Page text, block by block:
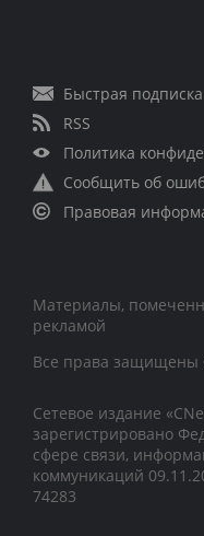
Быстрая
RSS
Политика
Сообщить об
Правовая
Материалы,
рекламой
Все права защищены
Сетевое издание
зарегистрировано
сфере связи,
коммуникаций
74283